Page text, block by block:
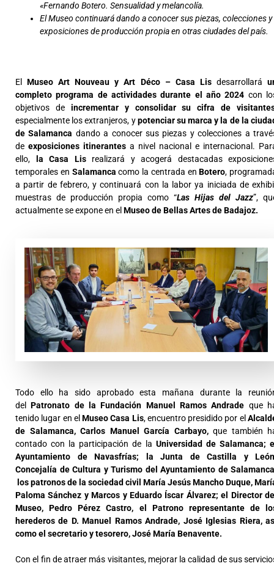
«Fernando Botero. Sensualidad y melancolía.
El Museo continuará dando a conocer sus piezas, colecciones y
exposiciones de producción propia en otras ciudades del país.
El Museo Art Nouveau y Art Déco – Casa Lisdesarrollará
completo programa de actividades durante el año 2024 con
objetivos deincrementar y consolidar su cifra de
especialmente los extranjeros, ypotenciar su marca y la de la
de Salamanca dando a conocer sus piezas y colecciones a
de exposiciones itinerantes a nivel nacional e internacional.
ello,
la Casa Lis realizará y acogerá destacadas
temporales en Salamancacomo la centrada enBotero,
a partir de febrero, y continuará con la labor ya iniciada de
muestras de producción propia como “Las Hijas del Jazz”,
actualmente se expone en el Museo de Bellas Artes de Badajoz.
Todo ello ha sido aprobado esta mañana durante la
delPatronato de la Fundación Manuel Ramos Andrade que
tenido lugar en elMuseo Casa Lis, encuentro presidido por el
de Salamanca, Carlos Manuel García Carbayo,que también
contado con la participación de la Universidad de Salamanca;
Ayuntamiento de Navasfrías; la Junta de Castilla y
Concejalía de Cultura y Turismo del Ayuntamiento de
los patronos de la sociedad civil María Jesús Mancho Duque,
Paloma Sánchez y Marcos y Eduardo Íscar Álvarez; el Director
Museo, Pedro Pérez Castro, el Patrono representante de
herederos de D. Manuel Ramos Andrade, José Iglesias Riera,
como el secretario y tesorero, José María Benavente.
Con el fin de atraer más visitantes, mejorar la calidad de sus